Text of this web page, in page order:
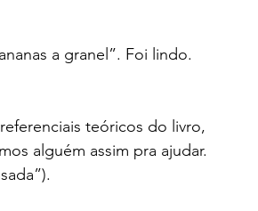
a granel”. Foi lindo.
teóricos do livro,
alguém assim pra ajudar.